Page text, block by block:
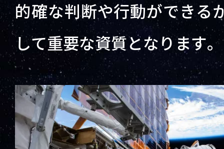
的確な判断や行動ができる
して重要な資質となります。